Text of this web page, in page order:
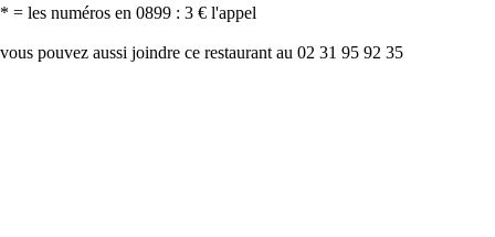
* = les numéros en 0899 : 3 € l'appel
vous pouvez aussi joindre ce restaurant au 02 31 95 92 35